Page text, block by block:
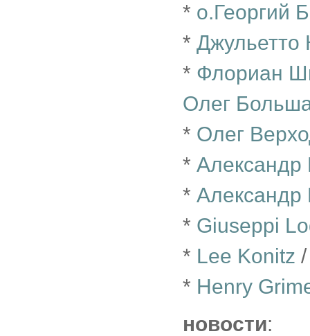
* о.Георгий
* Джульетто
* Флориан
Олег
* Олег
* Александр
* Александр
* Giuseppi
* Lee Konitz
* Henry
новости: